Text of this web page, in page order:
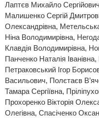
Лаптєв Михайло
Малишенко Сергій
Олександрівна,
Ніна Володимирівна,
Клавдія Володимирівна,
Панченко Наталія
Петраковський Ігор
Васильович, Полєтаєв
Тамара Сергіївна,
Прохоренко Вікторія
Олегівна, Спасіченко